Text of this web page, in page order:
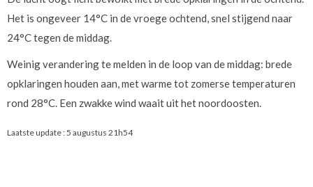
Het is ongeveer 14°C in de vroege ochtend, snel stijgend naar
24°C tegen de middag.
Weinig verandering te melden in de loop van de middag: brede
opklaringen houden aan, met warme tot zomerse temperaturen
rond 28°C. Een zwakke wind waait uit het noordoosten.
Laatste update :5 augustus 21h54